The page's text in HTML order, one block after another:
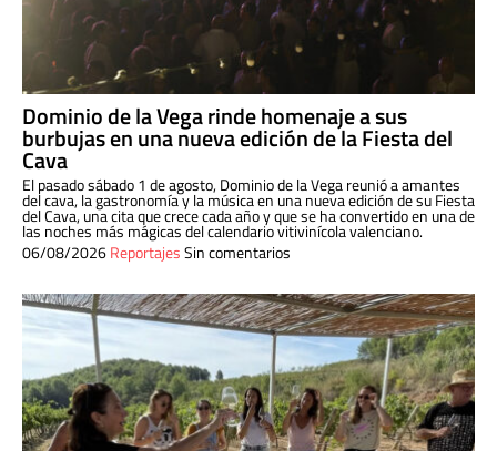
Dominio de la Vega rinde homenaje a sus
burbujas en una nueva edición de la Fiesta del
Cava
El pasado sábado 1 de agosto, Dominio de la Vega reunió a amantes
del cava, la gastronomía y la música en una nueva edición de su Fiesta
del Cava, una cita que crece cada año y que se ha convertido en una de
las noches más mágicas del calendario vitivinícola valenciano.
06/08/2026ReportajesSin comentarios